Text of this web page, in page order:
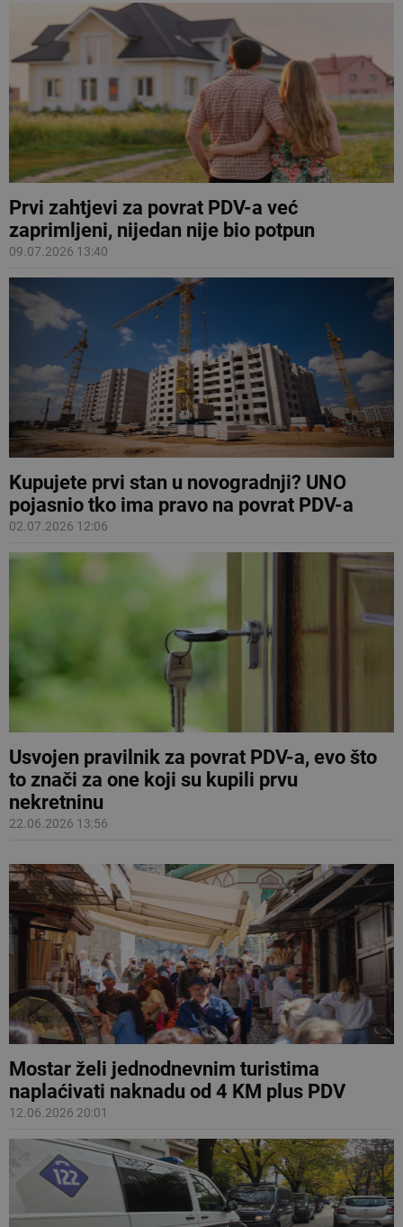
Prvi zahtjevi za povrat PDV-a već
zaprimljeni, nijedan nije bio potpun
09.07.2026 13:40
Kupujete prvi stan u novogradnji? UNO
pojasnio tko ima pravo na povrat PDV-a
02.07.2026 12:06
Usvojen pravilnik za povrat PDV-a, evo što
to znači za one koji su kupili prvu
nekretninu
22.06.2026 13:56
Mostar želi jednodnevnim turistima
naplaćivati naknadu od 4 KM plus PDV
12.06.2026 20:01